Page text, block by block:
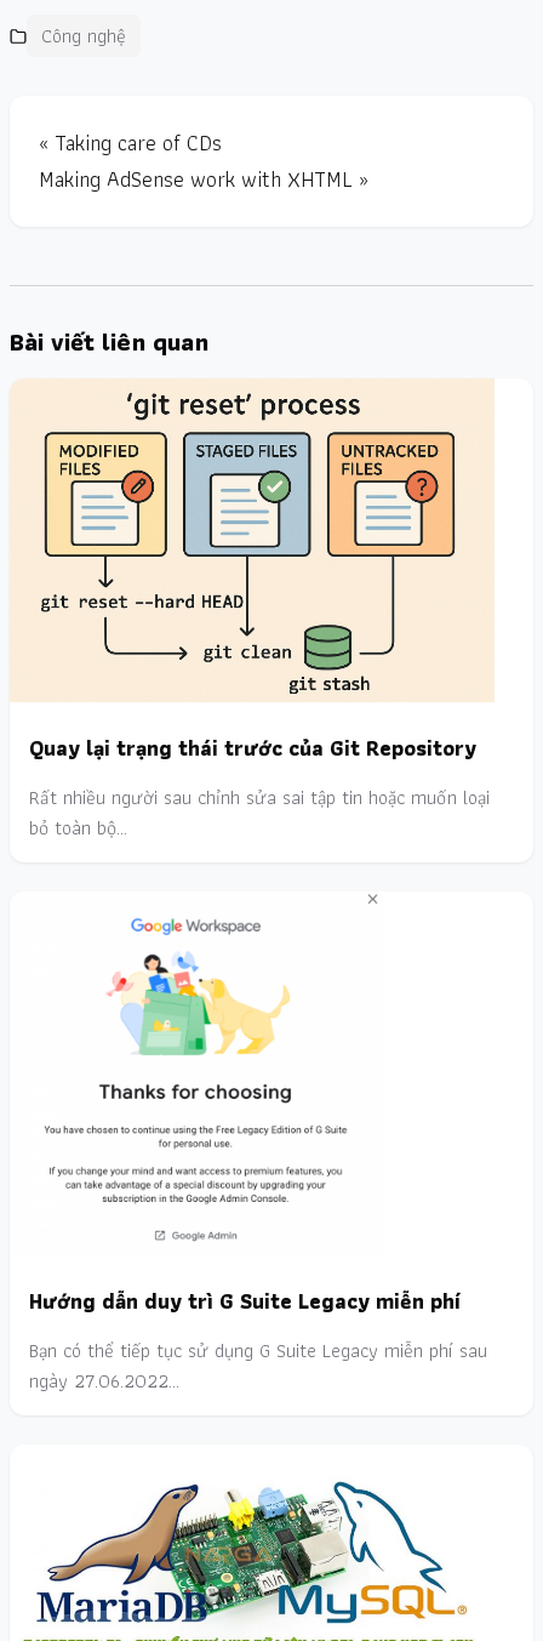
Công nghệ
« Taking care of CDs
Making AdSense work with XHTML »
Bài viết liên quan
Quay lại trạng thái trước của Git Repository
Rất nhiều người sau chỉnh sửa sai tập tin hoặc muốn loại
bỏ toàn bộ…
Hướng dẫn duy trì G Suite Legacy miễn phí
Bạn có thể tiếp tục sử dụng G Suite Legacy miễn phí sau
ngày 27.06.2022…